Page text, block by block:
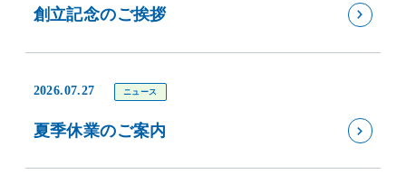
創立記念のご挨拶
2026.07.27 ニュース
夏季休業のご案内